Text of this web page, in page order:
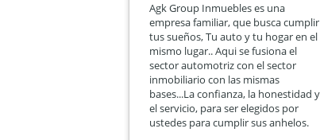
Agk Group Inmuebles es una
empresa familiar, que busca cumplir
tus sueños, Tu auto y tu hogar en el
mismo lugar.. Aqui se fusiona el
sector automotriz con el sector
inmobiliario con las mismas
bases...La confianza, la honestidad y
el servicio, para ser elegidos por
ustedes para cumplir sus anhelos.